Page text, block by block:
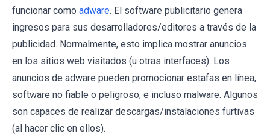
funcionar como adware. El software publicitario genera
ingresos para sus desarrolladores/editores a través de la
publicidad. Normalmente, esto implica mostrar anuncios
en los sitios web visitados (u otras interfaces). Los
anuncios de adware pueden promocionar estafas en línea,
software no fiable o peligroso, e incluso malware. Algunos
son capaces de realizar descargas/instalaciones furtivas
(al hacer clic en ellos).